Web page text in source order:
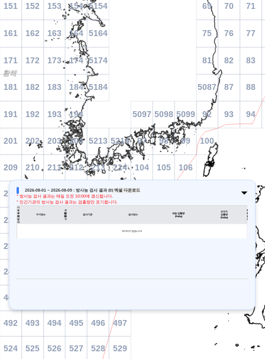
2026-08-01 ~ 2026-08-09 : 방사능 검사 결과 (0) 엑셀 다운로드
* 방사능 검사 결과는 매일 오전 10:00에 갱신됩니다.
* 민간기관의 방사능 검사 결과는 검출량만 표기됩니다.
시
료
수
거
일
자
구
분
수거장소
품
종
조
업
해
구
검사기관 검사장소
세슘 검출량
(Bq/kg)
요오드
검출량
(Bq/kg)
최
종
결
과
데이터가 없습니다!